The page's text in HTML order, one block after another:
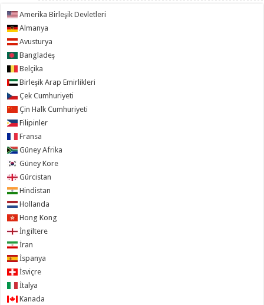
Amerika Birleşik Devletleri
Almanya
Avusturya
Bangladeş
Belçika
Birleşik Arap Emirlikleri
Çek Cumhuriyeti
Çin Halk Cumhuriyeti
Filipinler
Fransa
Güney Afrika
Güney Kore
Gürcistan
Hindistan
Hollanda
Hong Kong
İngiltere
İran
İspanya
İsviçre
İtalya
Kanada